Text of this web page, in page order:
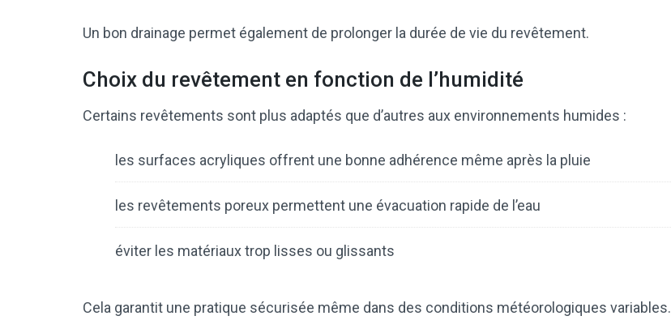
Un bon drainage permet également de prolonger la durée de vie du revêtement.
Choix du revêtement en fonction de l’humidité
Certains revêtements sont plus adaptés que d’autres aux environnements humides :
les surfaces acryliques offrent une bonne adhérence même après la pluie
les revêtements poreux permettent une évacuation rapide de l’eau
éviter les matériaux trop lisses ou glissants
Cela garantit une pratique sécurisée même dans des conditions météorologiques variables.